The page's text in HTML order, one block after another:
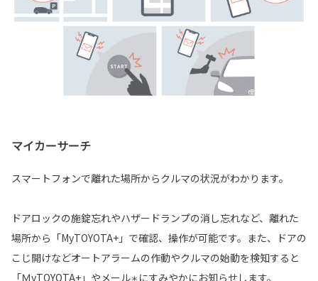
マイカーサーチ
スマートフォンで離れた場所からクルマの状況がわかります。
ドアロックの施錠忘れやハザードランプの消し忘れなど、離れた
場所から「MyTOYOTA+」で確認、操作が可能です。また、ドアの
こじ開けなどオートアラームの作動やクルマの始動を検知すると
「ＭyTOYOTA+」やメール＊ にすみやかにお知らせします。